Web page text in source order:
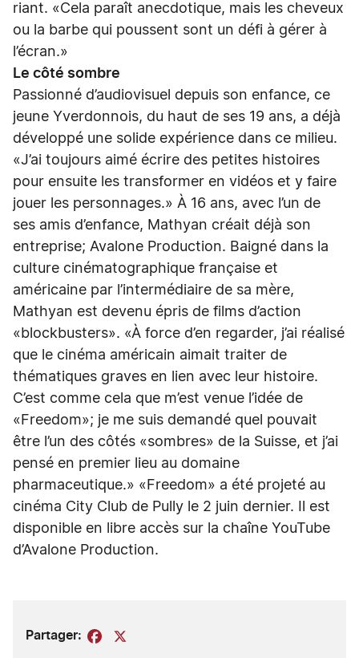
riant. «Cela paraît anecdotique, mais les cheveux
ou la barbe qui poussent sont un défi à gérer à
l’écran.»
Le côté sombre
Passionné d’audiovisuel depuis son enfance, ce
jeune Yverdonnois, du haut de ses 19 ans, a déjà
développé une solide expérience dans ce milieu.
«J’ai toujours aimé écrire des petites histoires
pour ensuite les transformer en vidéos et y faire
jouer les personnages.» À 16 ans, avec l’un de
ses amis d’enfance, Mathyan créait déjà son
entreprise; Avalone Production. Baigné dans la
culture cinématographique française et
américaine par l’intermédiaire de sa mère,
Mathyan est devenu épris de films d’action
«blockbusters». «À force d’en regarder, j’ai réalisé
que le cinéma américain aimait traiter de
thématiques graves en lien avec leur histoire.
C’est comme cela que m’est venue l’idée de
«Freedom»; je me suis demandé quel pouvait
être l’un des côtés «sombres» de la Suisse, et j’ai
pensé en premier lieu au domaine
pharmaceutique.» «Freedom» a été projeté au
cinéma City Club de Pully le 2 juin dernier. Il est
disponible en libre accès sur la chaîne YouTube
d’Avalone Production.
Partager: Facebook